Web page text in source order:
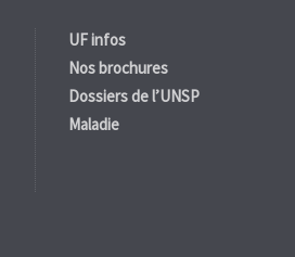
UF infos
Nos brochures
Dossiers de l’UNSP
Maladie